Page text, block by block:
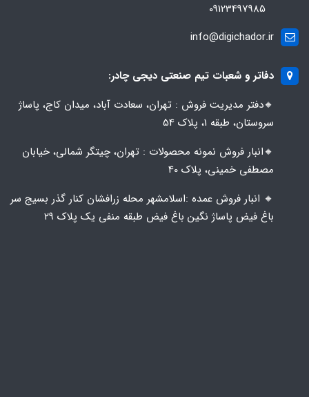
09123497985
info@digichador.ir
دفاتر و شعبات تیم صنعتی دیجی چادر:
🔸️​​دفتر مدیریت فروش : تهران، سعادت آباد، میدان کاج، پاساژ
سروستان، طبقه 1، پلاک 54
🔸️​​انبار فروش نمونه محصولات : تهران، چیتگر شمالی، خیابان
مصطفی خمینی، پلاک 40
🔸️ انبار فروش عمده :اسلامشهر محله زرافشان کنار گذر بسیج سر
باغ فیض پاساژ نگین باغ فیض طبقه منفی یک پلاک ۲۹